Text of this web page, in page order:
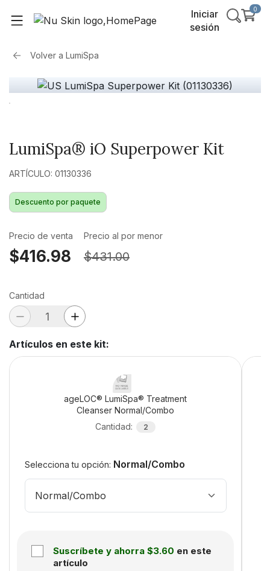
Iniciar
sesión
0
Volver a LumiSpa
LumiSpa® iO Superpower Kit
ARTÍCULO: 01130336
Descuento por paquete
Precio de venta
$416.98
Precio al por menor
$431.00
Cantidad
Artículos en este kit:
ageLOC® LumiSpa® Treatment
Cleanser Normal/Combo
Cantidad: 2
Selecciona tu opción: Normal/Combo
Normal/Combo
Suscríbete y ahorra $3.60 en este
artículo